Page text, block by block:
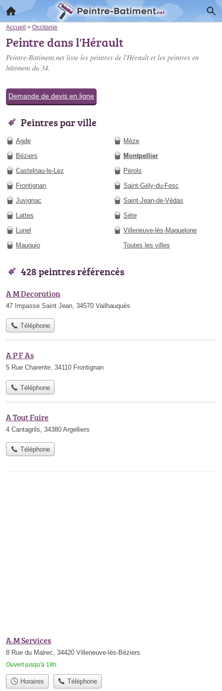
Accueil > Occitanie
Peintre dans l'Hérault
Peintre-Batiment.net liste les peintres de l'Hérault et les peintres en
bâtiment du 34.
Demande de devis en ligne
Peintres par ville
Agde
Béziers
Castelnau-le-Lez
Frontignan
Juvignac
Lattes
Lunel
Mauguio
Mèze
Montpellier
Pérols
Saint-Gély-du-Fesc
Saint-Jean-de-Védas
Sète
Villeneuve-lès-Maguelone
Toutes les villes
428 peintres référencés
A M Decoration
47 Impasse Saint Jean, 34570 Vailhauquès
Téléphone
A P F As
5 Rue Charente, 34110 Frontignan
Téléphone
A Tout Faire
4 Cantagrils, 34380 Argelliers
Téléphone
A.M Services
8 Rue du Malrec, 34420 Villeneuve-lès-Béziers
Ouvert jusqu'à 18h
Horaires Téléphone